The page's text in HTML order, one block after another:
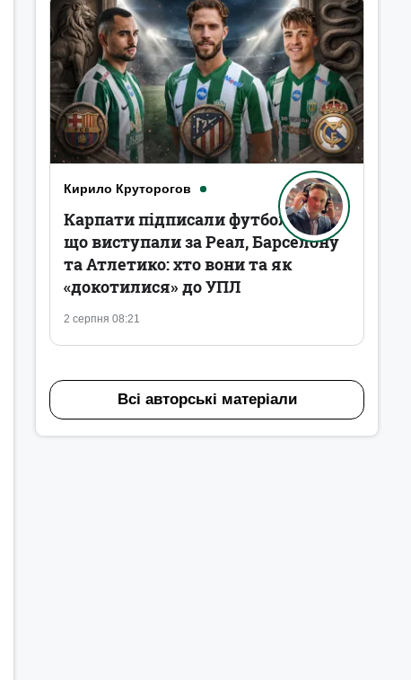
Кирило Круторогов
2 серпня 08:21
Карпати підписали футболістів,
що виступали за Реал, Барселону
та Атлетико: хто вони та як
«докотилися» до УПЛ
Всі авторські матеріали